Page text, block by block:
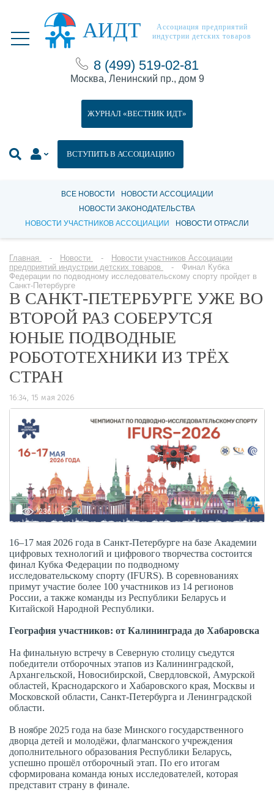
АИДТ
Ассоциация предприятий
индустрии детских товаров
8 (499) 519-02-81
Москва, Ленинский пр., дом 9
ВСТУПИТЬ В АССОЦИАЦИЮ
ЖУРНАЛ «ВЕСТНИК ИДТ»
ВСЕ НОВОСТИ
НОВОСТИ АССОЦИАЦИИ
НОВОСТИ ЗАКОНОДАТЕЛЬСТВА
НОВОСТИ УЧАСТНИКОВ АССОЦИАЦИИ
НОВОСТИ ОТРАСЛИ
Главная Новости
Новости участников Ассоциации
предприятий индустрии детских товаров
Финал Кубка
Федерации по подводному исследовательскому спорту пройдет в
Санкт-Петербурге
В САНКТ-ПЕТЕРБУРГЕ УЖЕ ВО
ВТОРОЙ РАЗ СОБЕРУТСЯ
ЮНЫЕ ПОДВОДНЫЕ
РОБОТОТЕХНИКИ ИЗ ТРЁХ
СТРАН
16:34, 15 мая 2026
236 0
16–17 мая 2026 года в Санкт-Петербурге на базе Академии
цифровых технологий и цифрового творчества состоится
финал Кубка Федерации по подводному
исследовательскому спорту (IFURS). В соревнованиях
примут участие более 100 участников из 14 регионов
России, а также команды из Республики Беларусь и
Китайской Народной Республики.
География участников: от Калининграда до Хабаровска
На финальную встречу в Северную столицу съедутся
победители отборочных этапов из Калининградской,
Архангельской, Новосибирской, Свердловской, Амурской
областей, Краснодарского и Хабаровского края, Москвы и
Московской области, Санкт-Петербурга и Ленинградской
области.
В ноябре 2025 года на базе Минского государственного
дворца детей и молодёжи, флагманского учреждения
дополнительного образования Республики Беларусь,
успешно прошёл отборочный этап. По его итогам
сформирована команда юных исследователей, которая
представит страну в финале.